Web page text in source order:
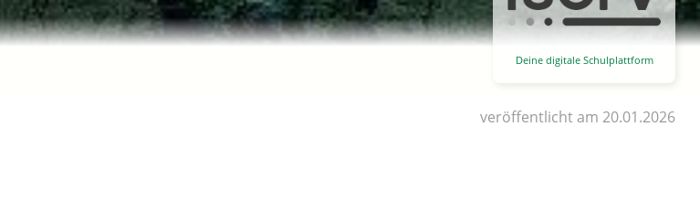
Deine digitale Schulplattform
veröffentlicht am 20.01.2026